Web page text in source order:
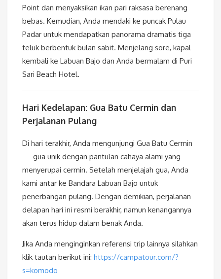
Point dan menyaksikan ikan pari raksasa berenang
bebas. Kemudian, Anda mendaki ke puncak Pulau
Padar untuk mendapatkan panorama dramatis tiga
teluk berbentuk bulan sabit. Menjelang sore, kapal
kembali ke Labuan Bajo dan Anda bermalam di Puri
Sari Beach Hotel.
Hari Kedelapan: Gua Batu Cermin dan
Perjalanan Pulang
Di hari terakhir, Anda mengunjungi Gua Batu Cermin
— gua unik dengan pantulan cahaya alami yang
menyerupai cermin. Setelah menjelajah gua, Anda
kami antar ke Bandara Labuan Bajo untuk
penerbangan pulang. Dengan demikian, perjalanan
delapan hari ini resmi berakhir, namun kenangannya
akan terus hidup dalam benak Anda.
Jika Anda menginginkan referensi trip lainnya silahkan
klik tautan berikut ini: https://campatour.com/?
s=komodo